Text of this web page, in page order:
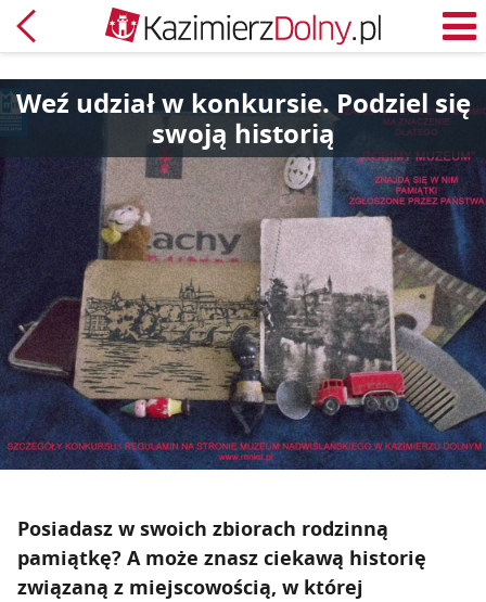
Powrót
Weź udział w konkursie. Podziel się
swoją historią
Posiadasz w swoich zbiorach rodzinną
pamiątkę? A może znasz ciekawą historię
związaną z miejscowością, w której